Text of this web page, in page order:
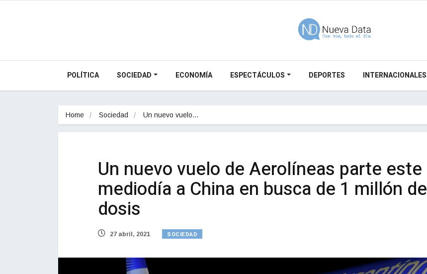
POLÍTICA SOCIEDAD ECONOMÍA ESPECTÁCULOS DEPORTES INTERNACIONALES
Home Sociedad Un nuevo vuelo…
Un nuevo vuelo de Aerolíneas parte este
mediodía a China en busca de 1 millón de
dosis
27 abril, 2021 SOCIEDAD